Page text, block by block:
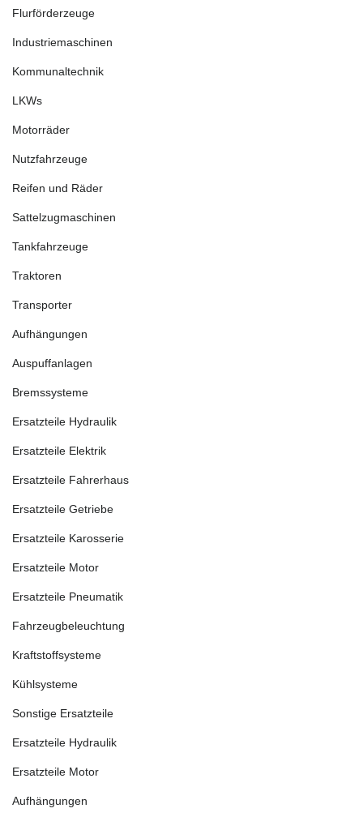
Flurförderzeuge
Industriemaschinen
Kommunaltechnik
LKWs
Motorräder
Nutzfahrzeuge
Reifen und Räder
Sattelzugmaschinen
Tankfahrzeuge
Traktoren
Transporter
Aufhängungen
Auspuffanlagen
Bremssysteme
Ersatzteile Hydraulik
Ersatzteile Elektrik
Ersatzteile Fahrerhaus
Ersatzteile Getriebe
Ersatzteile Karosserie
Ersatzteile Motor
Ersatzteile Pneumatik
Fahrzeugbeleuchtung
Kraftstoffsysteme
Kühlsysteme
Sonstige Ersatzteile
Ersatzteile Hydraulik
Ersatzteile Motor
Aufhängungen